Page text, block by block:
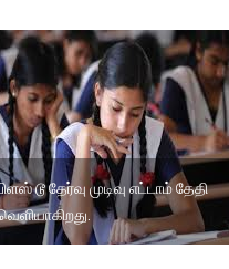
டூ தேர்வு முடிவு எட்டாம் தேதி